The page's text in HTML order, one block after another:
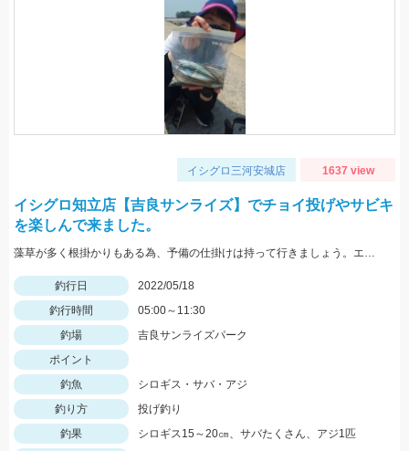
イシグロ三河安城店 1637 view
イシグロ知立店【吉良サンライズ】でチョイ投げやサビキ
を楽しんで来ました。
藻草が多く根掛かりもある為、予備の仕掛けは持って行きましょう。エサは石ゴカイを使用しました。
釣行日
2022/05/18
釣行時間
05:00～11:30
釣場
吉良サンライズパーク
ポイント
釣魚
シロギス・サバ・アジ
釣り方
投げ釣り
釣果
シロギス15～20㎝、サバたくさん、アジ1匹